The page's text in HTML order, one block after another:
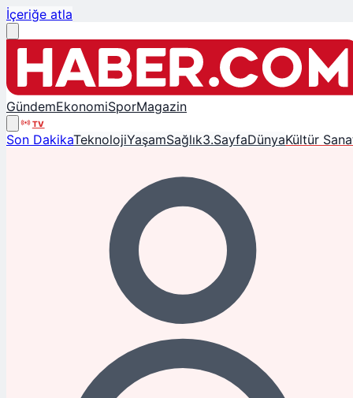
İçeriğe atla
GündemEkonomiSporMagazin
TV
Son DakikaTeknolojiYaşamSağlık3.SayfaDünyaKültür